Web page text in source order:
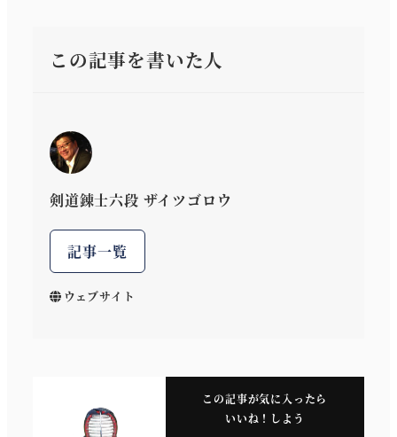
この記事を書いた人
剣道錬士六段 ザイツゴロウ
記事一覧
ウェブサイト
この記事が気に入ったら
いいね！しよう